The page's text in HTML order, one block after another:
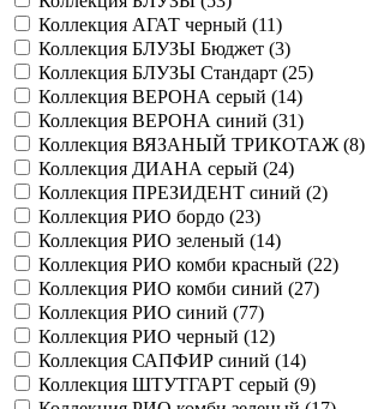
Коллекция АГАТ черный (11)
Коллекция БЛУЗЫ Бюджет (3)
Коллекция БЛУЗЫ Стандарт (25)
Коллекция ВЕРОНА серый (14)
Коллекция ВЕРОНА синий (31)
Коллекция ВЯЗАНЫЙ ТРИКОТАЖ (8)
Коллекция ДИАНА серый (24)
Коллекция ПРЕЗИДЕНТ синий (2)
Коллекция РИО бордо (23)
Коллекция РИО зеленый (14)
Коллекция РИО комби красный (22)
Коллекция РИО комби синий (27)
Коллекция РИО синий (77)
Коллекция РИО черный (12)
Коллекция САПФИР синий (14)
Коллекция ШТУТГАРТ серый (9)